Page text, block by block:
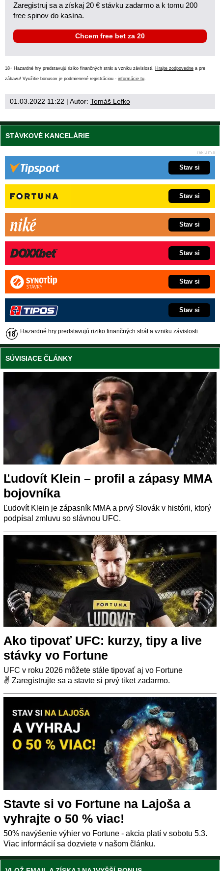
Zaregistruj sa a získaj 20 € stávku zadarmo a k tomu 200
free spinov do kasína.
Chcem free bet za 20
18+ Hazardné hry predstavujú riziko finančných strát a vzniku závislosti. Hrajte zodpovedne a pre
zábavu! Využitie bonusov je podmienené registráciou - informácie tu
01.03.2022 11:22 | Autor: Tomáš Lefko
STÁVKOVÉ KANCELÁRIE
Stav si
Stav si
Stav si
Stav si
Stav si
Stav si
Hazardné hry predstavujú riziko finančných strát a vzniku závislosti.
SÚVISIACE ČLÁNKY
Ľudovít Klein – profil a zápasy MMA
bojovníka
Ľudovít Klein je zápasník MMA a prvý Slovák v histórii, ktorý
podpísal zmluvu so slávnou UFC.
Ako tipovať UFC: kurzy, tipy a live
stávky vo Fortune
UFC v roku 2026 môžete stále tipovať aj vo Fortune
✌ Zaregistrujte sa a stavte si prvý tiket zadarmo.
Stavte si vo Fortune na Lajoša a
vyhrajte o 50 % viac!
50% navýšenie výhier vo Fortune - akcia platí v sobotu 5.3.
Viac informácií sa dozviete v našom článku.